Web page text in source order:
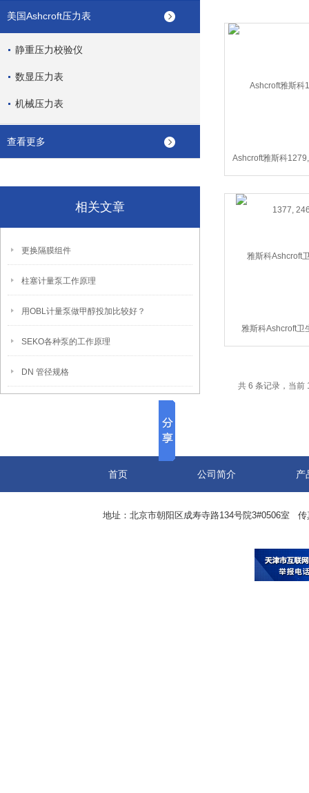
美国Ashcroft压力表
静重压力校验仪
数显压力表
机械压力表
查看更多
相关文章
更换隔膜组件
柱塞计量泵工作原理
用OBL计量泵做甲醇投加比较好？
SEKO各种泵的工作原理
DN 管径规格
Ashcroft雅斯科
2462
雅斯科Ashcroft卫
共 6 条记录，当
首页 公司简介 产
地址：北京市朝阳区成寿寺路134号院3#0506室